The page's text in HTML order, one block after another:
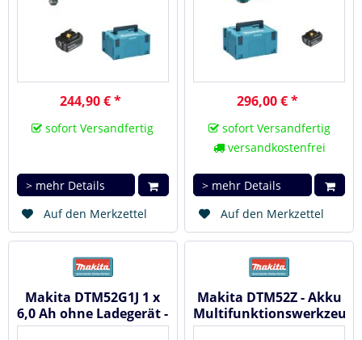
244,90 € *
sofort Versandfertig
> mehr Details
Auf den Merkzettel
296,00 € *
sofort Versandfertig
versandkostenfrei
> mehr Details
Auf den Merkzettel
Makita DTM52G1J 1 x
6,0 Ah ohne Ladegerät -
Akku...
Makita DTM52Z - Akku
Multifunktionswerkzeug
18 V